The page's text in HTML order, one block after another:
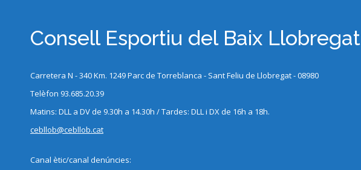
Consell Esportiu del Baix Llobregat
Carretera N - 340 Km. 1249 Parc de Torreblanca - Sant Feliu de Llobregat - 08980
Telèfon 93.685.20.39
Matins: DLL a DV de 9.30h a 14.30h / Tardes: DLL i DX de 16h a 18h.
cebllob@cebllob.cat
Canal ètic/canal denúncies: